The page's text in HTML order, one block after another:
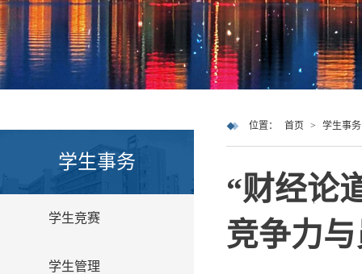
学生事务
学生竞赛
学生管理
位置： 首页 > 学生事务
“财经论
竞争力